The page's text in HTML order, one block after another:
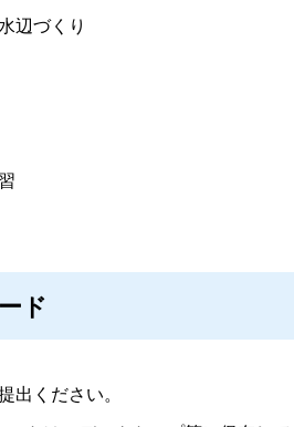
辺づくり
ド
出ください。